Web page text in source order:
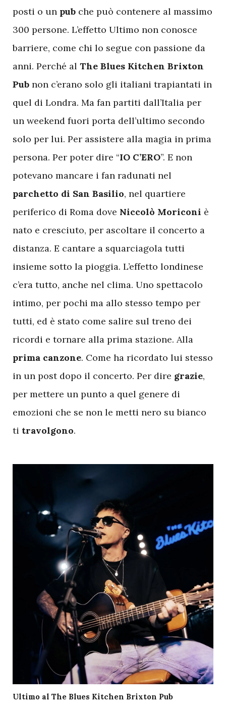
posti o un pub che può contenere al massimo
300 persone. L’effetto Ultimo non conosce
barriere, come chi lo segue con passione da
anni. Perché al The Blues Kitchen Brixton
Pub non c’erano solo gli italiani trapiantati in
quel di Londra. Ma fan partiti dall’Italia per
un weekend fuori porta dell’ultimo secondo
solo per lui. Per assistere alla magia in prima
persona. Per poter dire “IO C’ERO”. E non
potevano mancare i fan radunati nel
parchetto di San Basilio, nel quartiere
periferico di Roma dove Niccolò Moriconi è
nato e cresciuto, per ascoltare il concerto a
distanza. E cantare a squarciagola tutti
insieme sotto la pioggia. L’effetto londinese
c’era tutto, anche nel clima. Uno spettacolo
intimo, per pochi ma allo stesso tempo per
tutti, ed è stato come salire sul treno dei
ricordi e tornare alla prima stazione. Alla
prima canzone. Come ha ricordato lui stesso
in un post dopo il concerto. Per dire grazie,
per mettere un punto a quel genere di
emozioni che se non le metti nero su bianco
ti travolgono.
Ultimo al The Blues Kitchen Brixton Pub